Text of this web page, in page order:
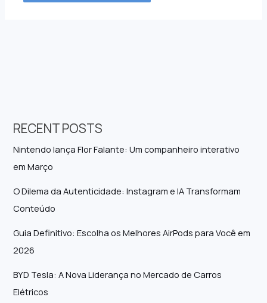
RECENT POSTS
Nintendo lança Flor Falante: Um companheiro interativo
em Março
O Dilema da Autenticidade: Instagram e IA Transformam
Conteúdo
Guia Definitivo: Escolha os Melhores AirPods para Você em
2026
BYD Tesla: A Nova Liderança no Mercado de Carros
Elétricos